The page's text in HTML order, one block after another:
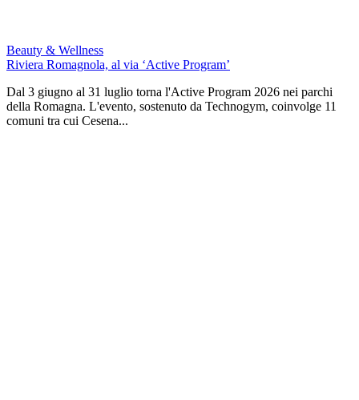
Beauty & Wellness
Riviera Romagnola, al via ‘Active Program’
Dal 3 giugno al 31 luglio torna l'Active Program 2026 nei parchi
della Romagna. L'evento, sostenuto da Technogym, coinvolge 11
comuni tra cui Cesena...